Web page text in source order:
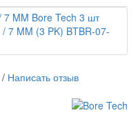
/ Написать отзыв